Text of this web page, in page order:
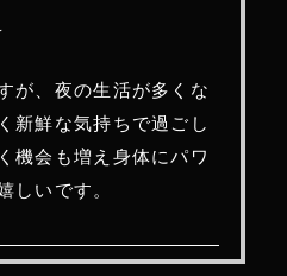
が、夜の生活が多くな
新鮮な気持ちで過ごし
機会も増え身体にパワ
しいです。